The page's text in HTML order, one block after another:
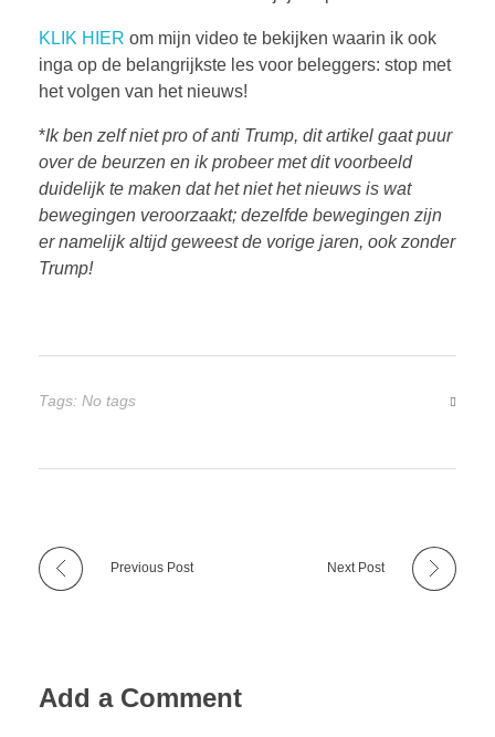
KLIK HIER om mijn video te bekijken waarin ik ook
inga op de belangrijkste les voor beleggers: stop met
het volgen van het nieuws!
*Ik ben zelf niet pro of anti Trump, dit artikel gaat puur
over de beurzen en ik probeer met dit voorbeeld
duidelijk te maken dat het niet het nieuws is wat
bewegingen veroorzaakt; dezelfde bewegingen zijn
er namelijk altijd geweest de vorige jaren, ook zonder
Trump!
Tags: No tags
Previous Post Next Post
Add a Comment